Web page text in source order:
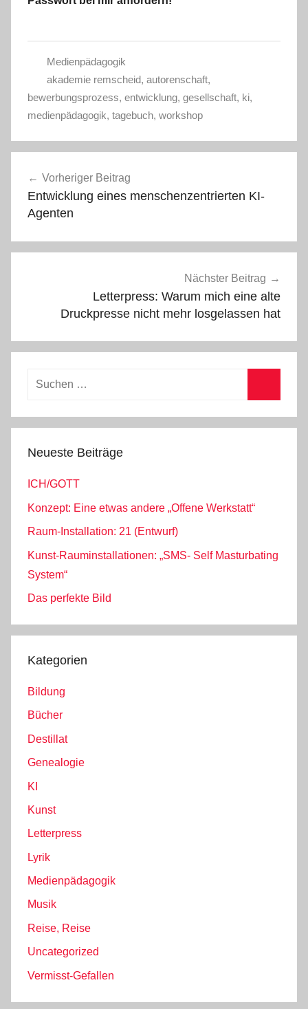
Medienpädagogik
akademie remscheid, autorenschaft,
bewerbungsprozess, entwicklung, gesellschaft, ki,
medienpädagogik, tagebuch, workshop
Vorheriger Beitrag
Entwicklung eines menschenzentrierten KI-
Agenten
Nächster Beitrag
Letterpress: Warum mich eine alte
Druckpresse nicht mehr losgelassen hat
Suchen
Neueste Beiträge
ICH/GOTT
Konzept: Eine etwas andere „Offene Werkstatt“
Raum-Installation: 21 (Entwurf)
Kunst-Rauminstallationen: „SMS- Self Masturbating
System“
Das perfekte Bild
Kategorien
Bildung
Bücher
Destillat
Genealogie
KI
Kunst
Letterpress
Lyrik
Medienpädagogik
Musik
Reise, Reise
Uncategorized
Vermisst-Gefallen